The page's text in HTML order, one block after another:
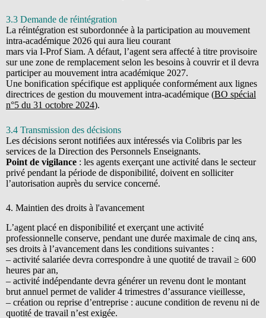
3.3 Demande de réintégration
La réintégration est subordonnée à la participation au mouvement
intra-académique 2026 qui aura lieu courant
mars via I-Prof Siam. A défaut, l’agent sera affecté à titre provisoire
sur une zone de remplacement selon les besoins à couvrir et il devra
participer au mouvement intra académique 2027.
Une bonification spécifique est appliquée conformément aux lignes
directrices de gestion du mouvement intra-académique (BO spécial
n°5 du 31 octobre 2024).
3.4 Transmission des décisions
Les décisions seront notifiées aux intéressés via Colibris par les
services de la Direction des Personnels Enseignants.
Point de vigilance : les agents exerçant une activité dans le secteur
privé pendant la période de disponibilité, doivent en solliciter
l’autorisation auprès du service concerné.
4. Maintien des droits à l'avancement
L’agent placé en disponibilité et exerçant une activité
professionnelle conserve, pendant une durée maximale de cinq ans,
ses droits à l’avancement dans les conditions suivantes :
– activité salariée devra correspondre à une quotité de travail ≥ 600
heures par an,
– activité indépendante devra générer un revenu dont le montant
brut annuel permet de valider 4 trimestres d’assurance vieillesse,
– création ou reprise d’entreprise : aucune condition de revenu ni de
quotité de travail n’est exigée.